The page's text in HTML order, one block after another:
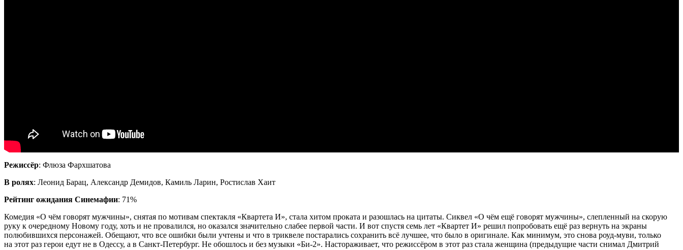
Режиссёр: Флюза Фархшатова
В ролях: Леонид Барац, Александр Демидов, Камиль Ларин, Ростислав Хаит
Рейтинг ожидания Синемафии: 71%
Комедия «О чём говорят мужчины», снятая по мотивам спектакля «Квартета И», стала хитом проката и разошлась на цитаты. Сиквел «О чём ещё говорят мужчины», слепленный на скорую
руку к очередному Новому году, хоть и не провалился, но оказался значительно слабее первой части. И вот спустя семь лет «Квартет И» решил попробовать ещё раз вернуть на экраны
полюбившихся персонажей. Обещают, что все ошибки были учтены и что в триквеле постарались сохранить всё лучшее, что было в оригинале. Как минимум, это снова роуд-муви, только
на этот раз герои едут не в Одессу, а в Санкт-Петербург. Не обошлось и без музыки «Би-2». Настораживает, что режиссёром в этот раз стала женщина (предыдущие части снимал Дмитрий